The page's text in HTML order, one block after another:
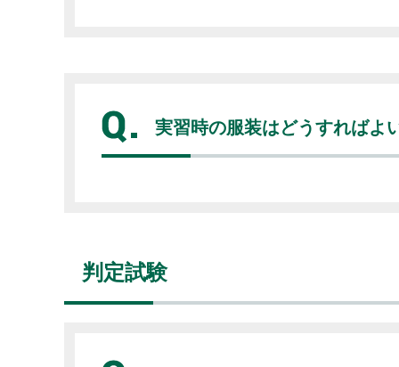
実習時の服装はどうすればよ
判定試験